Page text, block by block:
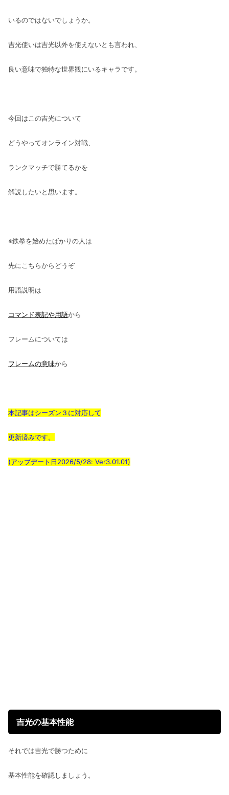
いるのではないでしょうか。
吉光使いは吉光以外を使えないとも言われ、
良い意味で独特な世界観にいるキャラです。
今回はこの吉光について
どうやってオンライン対戦、
ランクマッチで勝てるかを
解説したいと思います。
※鉄拳を始めたばかりの人は
先にこちらからどうぞ
用語説明は
コマンド表記や用語から
フレームについては
フレームの意味から
本記事はシーズン３に対応して
更新済みです。
(アップデート日2026/5/28: Ver3.01.01)
吉光の基本性能
それでは吉光で勝つために
基本性能を確認しましょう。